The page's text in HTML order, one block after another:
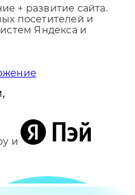
+ развитие сайта.
посетителей и
Яндекса и
и